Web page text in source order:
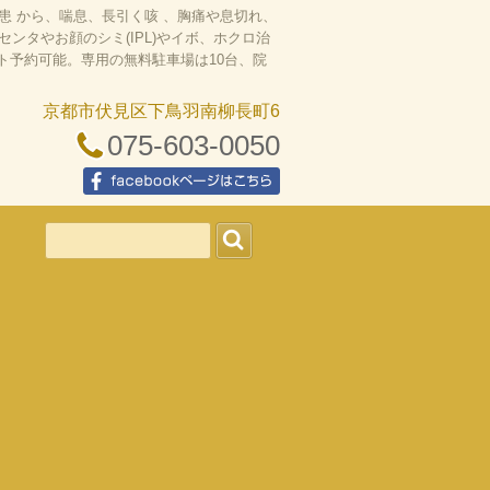
から、喘息、長引く咳 、胸痛や息切れ、
ンタやお顔のシミ(IPL)やイボ、ホクロ治
予約可能。専用の無料駐車場は10台、院
京都市伏見区下鳥羽南柳長町6
075-603-0050
facebookページはこちら